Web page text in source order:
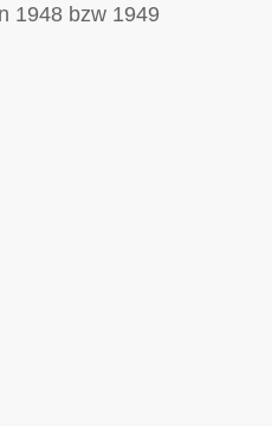
1948 bzw 1949